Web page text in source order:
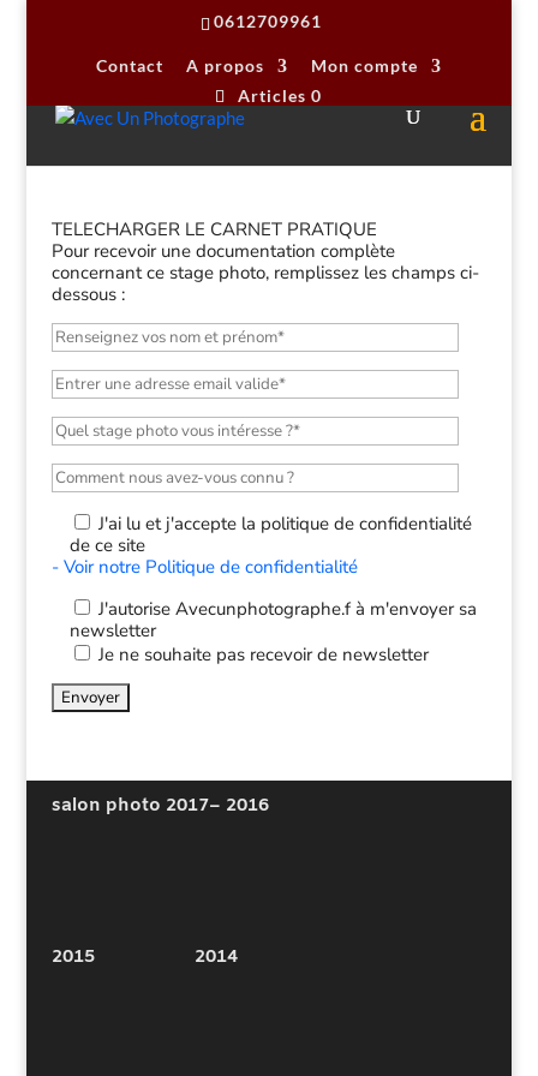
0612709961
Contact A propos
Mon compte
Articles 0
Demande renseignements sur les
TELECHARGER LE CARNET PRATIQUE
Pour recevoir une documentation complète
concernant ce stage photo, remplissez les champs ci-
dessous :
J'ai lu et j'accepte la politique de confidentialité
de ce site
- Voir notre Politique de confidentialité
J'autorise Avecunphotographe.f à m'envoyer sa
newsletter
Je ne souhaite pas recevoir de newsletter
salon photo 2017– 2016
2015 2014